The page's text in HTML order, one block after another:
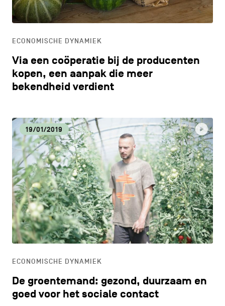
ECONOMISCHE DYNAMIEK
Via een coöperatie bij de producenten
kopen, een aanpak die meer
bekendheid verdient
19/01/2019
ECONOMISCHE DYNAMIEK
De groentemand: gezond, duurzaam en
goed voor het sociale contact